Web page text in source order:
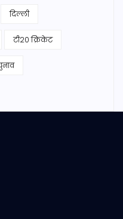
दिल्ली
टी20 क्रिकेट